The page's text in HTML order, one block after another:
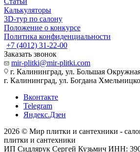
Калькуляторы
3D-тур по салону
Положение о конкурсе
Политика конфиденциальности
+7 (4012) 31-22-00
Заказать звонок
mir-plitki@mir-plitki.com
г. Калининград, ул. Большая
г. Калининград, ул. Богдана
Вконтакте
Telegram
Яндекс.Дзен
2026 © Мир плитки и сантехники -
плитки и сантехники
ИП Сидлярук Сергей Кузьмич ИНН: